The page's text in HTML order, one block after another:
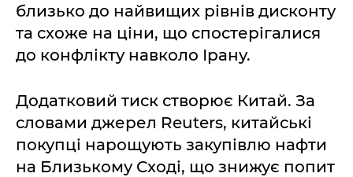
близько до найвищих рівнів дисконту
та схоже на ціни, що спостерігалися
до конфлікту навколо Ірану.
Додатковий тиск створює Китай. За
словами джерел Reuters, китайські
покупці нарощують закупівлю нафти
на Близькому Сході, що знижує попит